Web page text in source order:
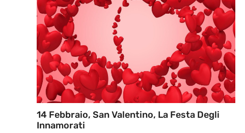
14 Febbraio, San Valentino, La Festa Degli
Innamorati